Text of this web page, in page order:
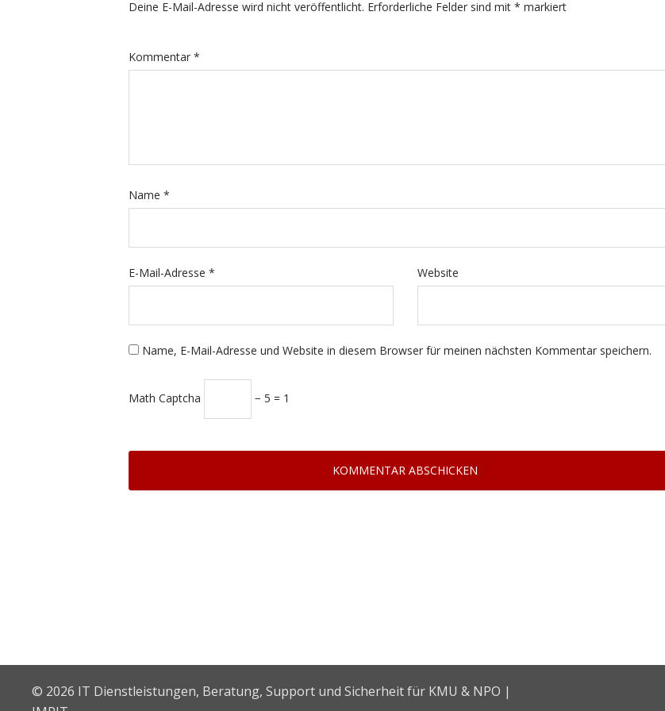
Deine E-Mail-Adresse wird nicht veröffentlicht. Erforderliche Felder sind mit * markiert
Kommentar *
Name *
E-Mail-Adresse * Website
Name, E-Mail-Adresse und Website in diesem Browser für meinen nächsten Kommentar speichern.
Math Captcha − 5 = 1
© 2026 IT Dienstleistungen, Beratung, Support und Sicherheit für KMU & NPO |